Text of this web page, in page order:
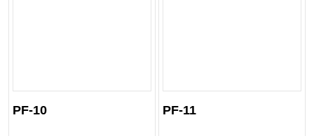
PF-10 PF-11